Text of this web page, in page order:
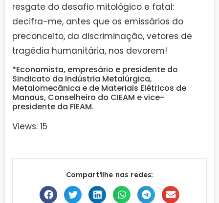
resgate do desafio mitológico e fatal:
decifra-me, antes que os emissários do
preconceito, da discriminação, vetores de
tragédia humanitária, nos devorem!
*Economista, empresário e presidente do
Sindicato da Indústria Metalúrgica,
Metalomecânica e de Materiais Elétricos de
Manaus, Conselheiro do CIEAM e vice-
presidente da FIEAM.
Views: 15
Compartilhe nas redes: